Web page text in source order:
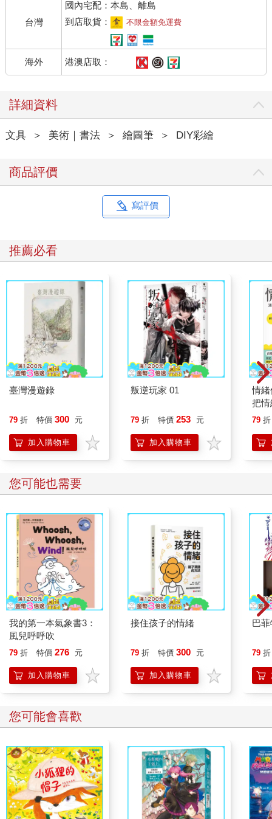
台灣
國內宅配：本島、離島
到店取貨：
不限金額免運費
海外 港澳店取：
詳細資料
文具 ＞ 美術｜書法 ＞ 繪圖筆 ＞ DIY彩繪
商品評價
寫評價
推薦必看
臺灣漫遊錄
79 折 特價 300 元
加入購物車
叛逆玩家 01
79 折 特價 253 元
加入購物車
情
把
誰
79 折
您可能也需要
我的第一本氣象書3：
風兒呼呼吹
79 折 特價 276 元
加入購物車
接住孩子的情緒
79 折 特價 300 元
加入購物車
巴
79 折
您可能會喜歡